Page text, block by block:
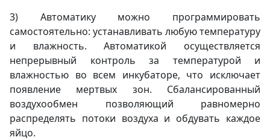
3) Автоматику можно программировать
самостоятельно: устанавливать любую температуру
и влажность. Автоматикой осуществляется
непрерывный контроль за температурой и
влажностью во всем инкубаторе, что исключает
появление мертвых зон. Сбалансированный
воздухообмен позволяющий равномерно
распределять потоки воздуха и обдувать каждое
яйцо.